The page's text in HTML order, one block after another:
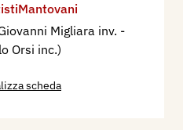
Migliara inv. -
Orsi inc.)
scheda